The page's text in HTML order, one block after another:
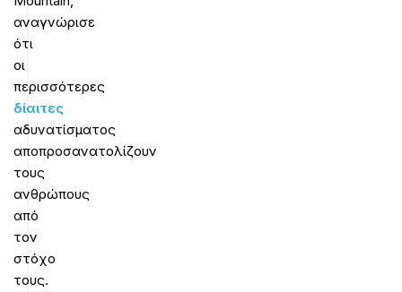
αναγνώρισε
ότι
οι
περισσότερες
δίαιτες
αδυνατίσματος
αποπροσανατολίζουν
τους
ανθρώπους
από
τον
στόχο
τους.